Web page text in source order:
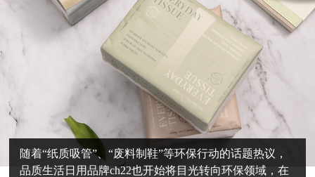
随着“纸质吸管”、“废料制鞋”等环保行动的话题热议，
品质生活日用品牌ch22也开始将目光转向环保领域，在